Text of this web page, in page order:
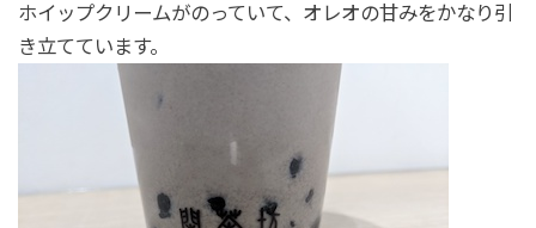
ホイップクリームがのっていて、オレオの甘みをかなり引
き立てています。